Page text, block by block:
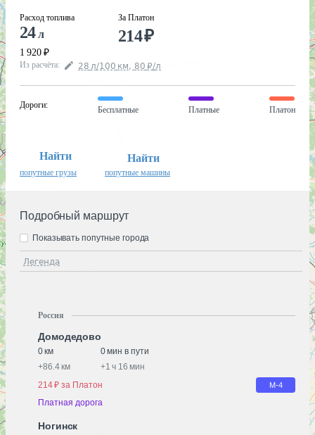
Расход топлива
24л
1 920 ₽
За Платон
214₽
Из расчёта: 28 л/100 км, 80 ₽/л
Дороги:
Бесплатные Платные Платон
Найти
попутные грузы
Найти
попутные машины
Подробный маршрут
Легенда
Показывать попутные города
Россия
Домодедово
0 км
0 мин в пути
+86.4 км +1 ч 16 мин
214 ₽ за Платон
М-4
Платная дорога
Ногинск